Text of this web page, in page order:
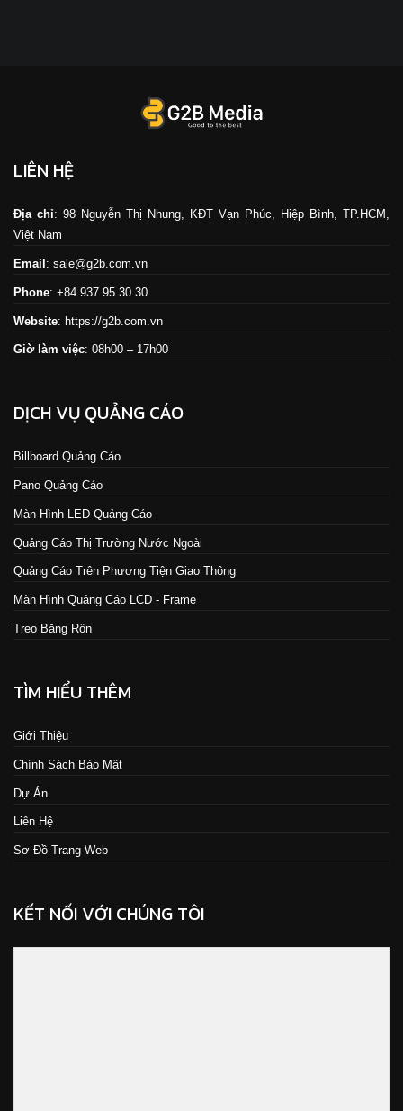
LIÊN HỆ
Địa chỉ: 98 Nguyễn Thị Nhung, KĐT Vạn Phúc, Hiệp Bình, TP.HCM,
Việt Nam
Email : sale@g2b.com.vn
Phone: +84 937 95 30 30
Website: https://g2b.com.vn
Giờ làm việc: 08h00 – 17h00
DỊCH VỤ QUẢNG CÁO
Billboard Quảng Cáo
Pano Quảng Cáo
Màn Hình LED Quảng Cáo
Quảng Cáo Thị Trường Nước Ngoài
Quảng Cáo Trên Phương Tiện Giao Thông
Màn Hình Quảng Cáo LCD - Frame
Treo Băng Rôn
TÌM HIỂU THÊM
Giới Thiệu
Chính Sách Bảo Mật
Dự Án
Liên Hệ
Sơ Đồ Trang Web
KẾT NỐI VỚI CHÚNG TÔI